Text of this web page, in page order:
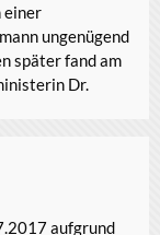
einer
ungenügend
später fand am
Dr.
aufgrund